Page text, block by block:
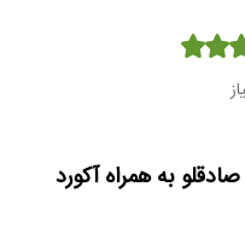
به همراه آکورد